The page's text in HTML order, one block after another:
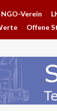
NGO-Verein
Offene